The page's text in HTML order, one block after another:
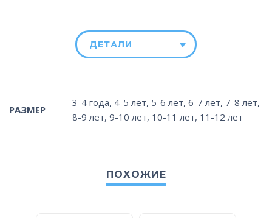
ДЕТАЛИ
РАЗМЕР
3-4 года, 4-5 лет, 5-6 лет, 6-7 лет, 7-8 лет,
8-9 лет, 9-10 лет, 10-11 лет, 11-12 лет
ПОХОЖИЕ